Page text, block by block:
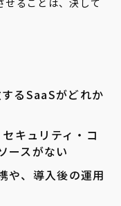
せることは、決して
るSaaSがどれか
キュリティ・コ
ースがない
や、導入後の運用